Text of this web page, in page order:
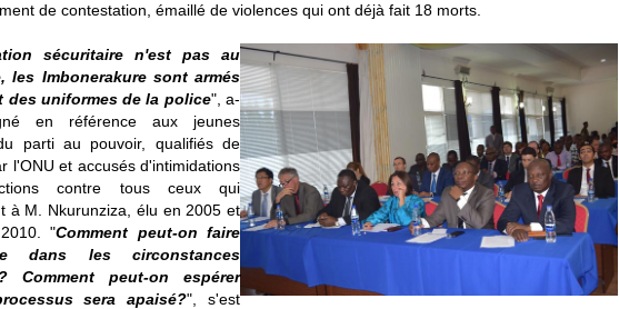
de contestation, émaillé de violences qui ont déjà fait 18 morts.
sécuritaire n'est pas au
les Imbonerakure sont armés
des uniformes de la police", a-
en référence aux jeunes
parti au pouvoir, qualifiés de
l'ONU et accusés d'intimidations
contre tous ceux qui
à M. Nkurunziza, élu en 2005 et
"Comment peut-on faire
dans les circonstances
Comment peut-on espérer
sera apaisé?", s'est